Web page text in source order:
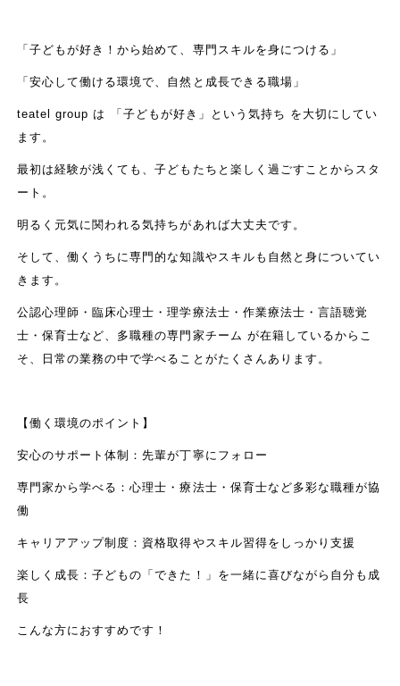
「子どもが好き！から始めて、専門スキルを身につける」
「安心して働ける環境で、自然と成長できる職場」
teatel group は 「子どもが好き」という気持ち を大切にしてい
ます。
最初は経験が浅くても、子どもたちと楽しく過ごすことからスタ
ート。
明るく元気に関われる気持ちがあれば大丈夫です。
そして、働くうちに専門的な知識やスキルも自然と身についてい
きます。
公認心理師・臨床心理士・理学療法士・作業療法士・言語聴覚
士・保育士など、多職種の専門家チーム が在籍しているからこ
そ、日常の業務の中で学べることがたくさんあります。
【働く環境のポイント】
安心のサポート体制：先輩が丁寧にフォロー
専門家から学べる：心理士・療法士・保育士など多彩な職種が協
働
キャリアアップ制度：資格取得やスキル習得をしっかり支援
楽しく成長：子どもの「できた！」を一緒に喜びながら自分も成
長
こんな方におすすめです！